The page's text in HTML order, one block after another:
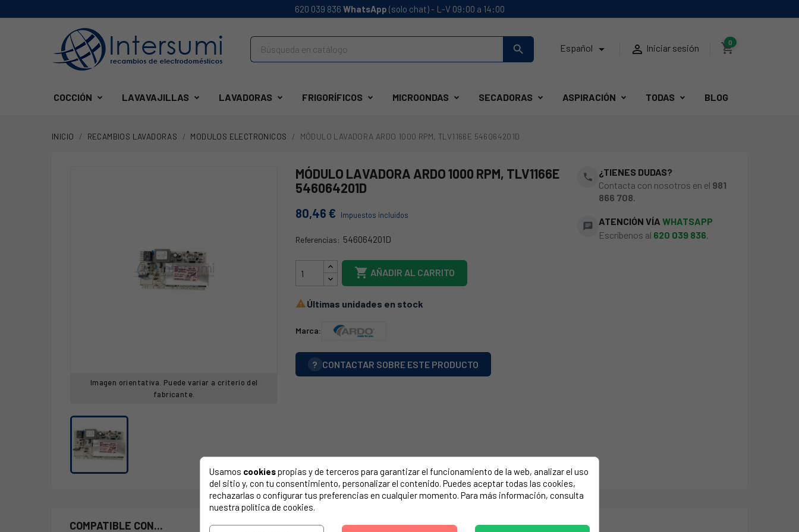
620 039 836 WhatsApp (solo chat) - L-V 09:00 a 14:00
search Español   Iniciar sesión shopping_cart
0
COCCIÓN LAVAVAJILLAS LAVADORAS FRIGORÍFICOS MICROONDAS SECADORAS ASPIRACIÓN TODAS BLOG
INICIO RECAMBIOS LAVADORAS MODULOS ELECTRONICOS MÓDULO LAVADORA ARDO 1000 RPM, TLV1166E 546064201D
Imagen orientativa. Puede variar a criterio del
fabricante.
MÓDULO LAVADORA ARDO 1000 RPM, TLV1166E
546064201D
80,46 € Impuestos incluidos
Referencias: 546064201D
68AK0099
 AÑADIR AL CARRITO
 Últimas unidades en stock
Marca:
? CONTACTAR SOBRE ESTE PRODUCTO
phone
¿TIENES DUDAS?
Contacta con nosotros en el 981
866 708.
chat ATENCIÓN VÍAWHATSAPP
Escríbenos al 620 039 836
COMPATIBLE CON...
Usamos cookiespropias y de terceros para garantizar el funcionamiento de la web, analizar el uso
del sitio y, con tu consentimiento, personalizar el contenido. Puedes aceptar todas las cookies,
rechazarlas o configurar tus preferencias en cualquier momento. Para más información, consulta
nuestra política de cookies.